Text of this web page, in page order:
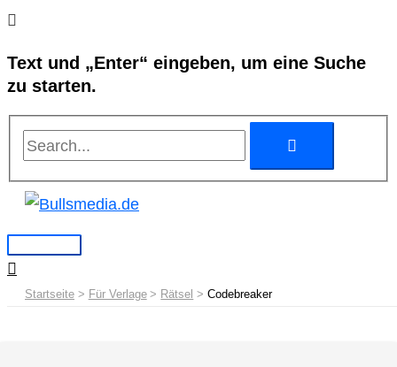
Text und „Enter“ eingeben, um eine Suche
zu starten.
Zum
springen
Startseite Für Verlage Rätsel Codebreaker